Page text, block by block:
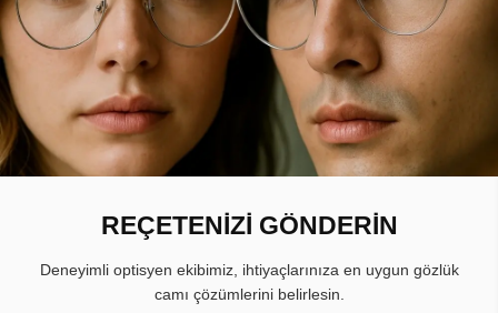
REÇETENİZİ GÖNDERİN
Deneyimli optisyen ekibimiz, ihtiyaçlarınıza en uygun gözlük
camı çözümlerini belirlesin.